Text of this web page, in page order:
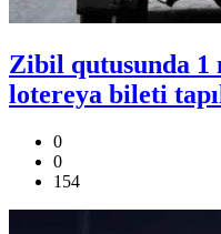
Zibil qutusunda 1
lotereya bileti
0
0
154